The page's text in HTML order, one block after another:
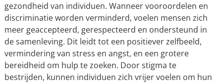
gezondheid van individuen. Wanneer vooroordelen en
discriminatie worden verminderd, voelen mensen zich
meer geaccepteerd, gerespecteerd en ondersteund in
de samenleving. Dit leidt tot een positiever zelfbeeld,
vermindering van stress en angst, en een grotere
bereidheid om hulp te zoeken. Door stigma te
bestrijden, kunnen individuen zich vrijer voelen om hun